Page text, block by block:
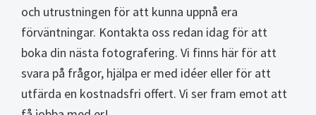
och utrustningen för att kunna uppnå era
förväntningar. Kontakta oss redan idag för att
boka din nästa fotografering. Vi finns här för att
svara på frågor, hjälpa er med idéer eller för att
utfärda en kostnadsfri offert. Vi ser fram emot att